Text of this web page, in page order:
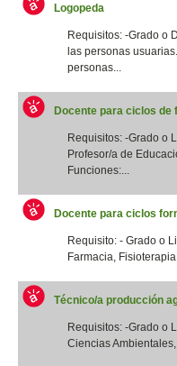
Logopeda
Requisitos: -Grado o
las personas
personas...
Docente para ciclos
Requisitos: -Grado o
Profesor/a de
Funciones:...
Docente para ciclos
Requisito: - Grado o
Farmacia,
Técnico/a producción
Requisitos: -Grado o
Ciencias